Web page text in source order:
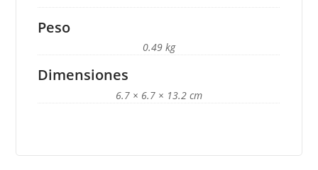
Peso
0.49 kg
Dimensiones
6.7 × 6.7 × 13.2 cm